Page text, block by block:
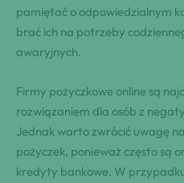
pamiętać o odpowiedzialnym
brać ich na potrzeby
awaryjnych.
Firmy pożyczkowe online są
rozwiązaniem dla osób z
Jednak warto zwrócić uwagę
pożyczek, ponieważ często są
kredyty bankowe. W